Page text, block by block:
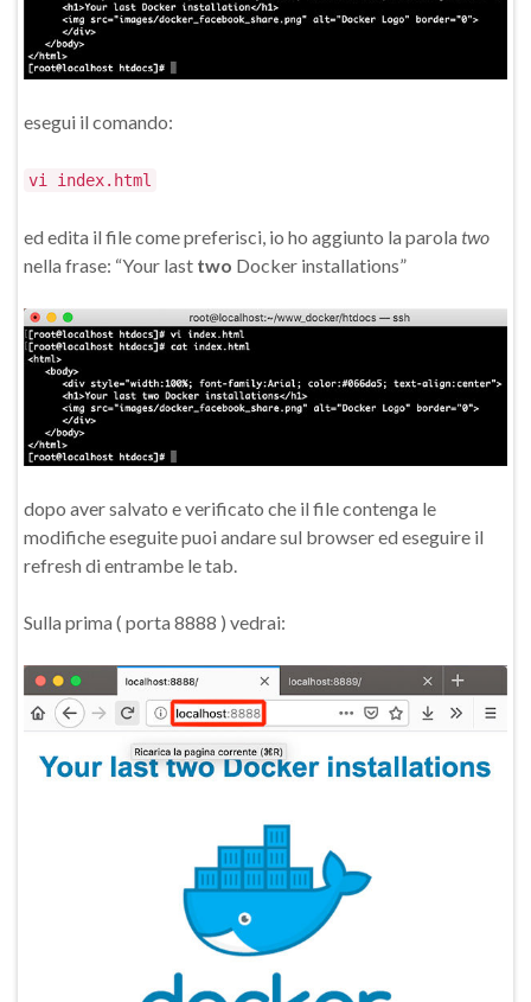
esegui il comando:
vi index.html
ed edita il file come preferisci, io ho aggiunto la parola two
nella frase: “Your last two Docker installations”
dopo aver salvato e verificato che il file contenga le
modifiche eseguite puoi andare sul browser ed eseguire il
refresh di entrambe le tab.
Sulla prima ( porta 8888 ) vedrai: